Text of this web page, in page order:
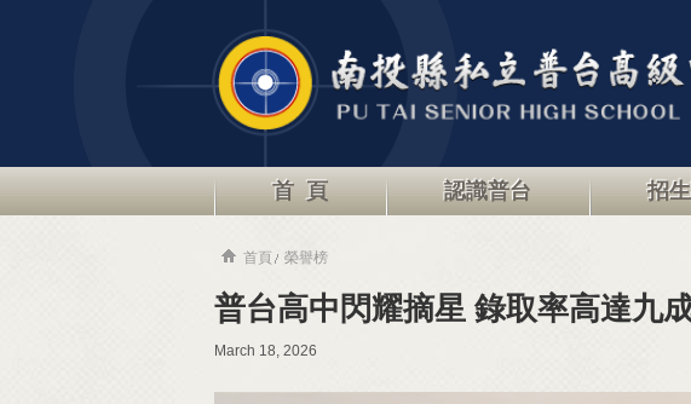
首 頁 認識普台 招
首頁 榮譽榜
普台高中閃耀摘星 錄取率高達九
March 18, 2026